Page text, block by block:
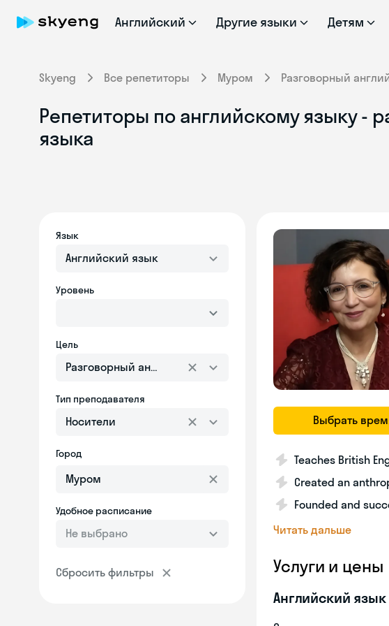
Английский Другие языки Детям
Skyeng Все репетиторы Муром Разговорный
Репетиторы по английскому языку -
языка
Язык
Английский язык
Уровень
Цель
Разговорный английский
Тип преподавателя
Носители
Город
Удобное расписание
Не выбрано
Сбросить фильтры
Выбрать
Teaches British
Created an
Founded and
Читать дальше
Услуги и цены
Английский язык